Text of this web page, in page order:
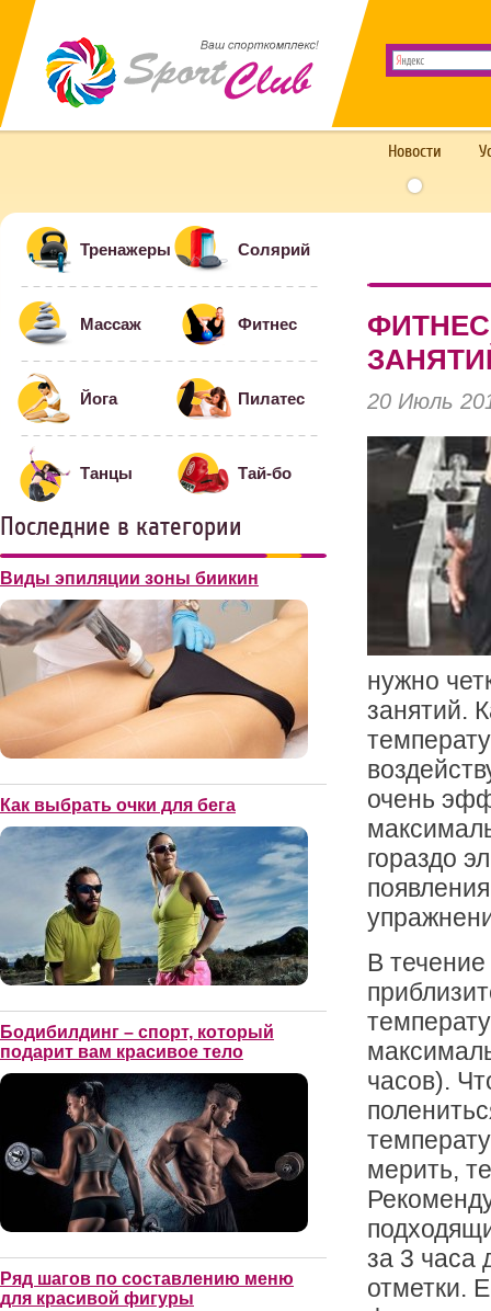
Новости
Тренажеры Солярий
Массаж Фитнес
Йога Пилатес
Танцы Тай-бо
Последние в категории
Виды эпиляции зоны биикин
Как выбрать очки для бега
Бодибилдинг – спорт, который
подарит вам красивое тело
Ряд шагов по составлению меню
для красивой фигуры
20 Июль
нужно
занятий.
очень
гораздо
В
часов).
мерить,
за 3 часа
отметки.